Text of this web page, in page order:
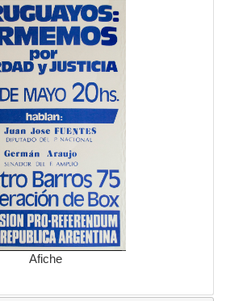
Afiche